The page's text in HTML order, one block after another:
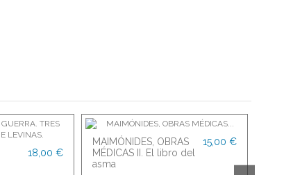
18,00 €
MAIMÓNIDES, OBRAS
MÉDICAS II. El libro del
asma
15,00 €